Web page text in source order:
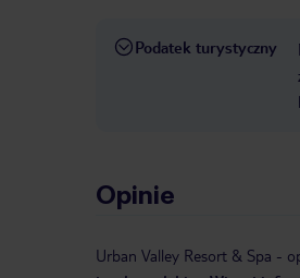
Podatek turystyczny
Opinie
Urban Valley Resort & Spa -